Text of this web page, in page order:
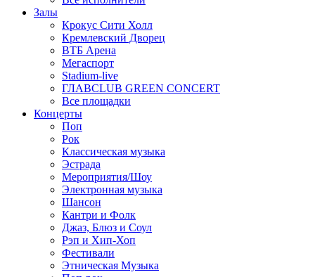
Залы
Крокус Сити Холл
Кремлевский Дворец
ВТБ Арена
Мегаспорт
Stadium-live
ГЛАВCLUB GREEN CONCERT
Все площадки
Концерты
Поп
Рок
Классическая музыка
Эстрада
Мероприятия/Шоу
Электронная музыка
Шансон
Кантри и Фолк
Джаз, Блюз и Соул
Рэп и Хип-Хоп
Фестивали
Этническая Музыка